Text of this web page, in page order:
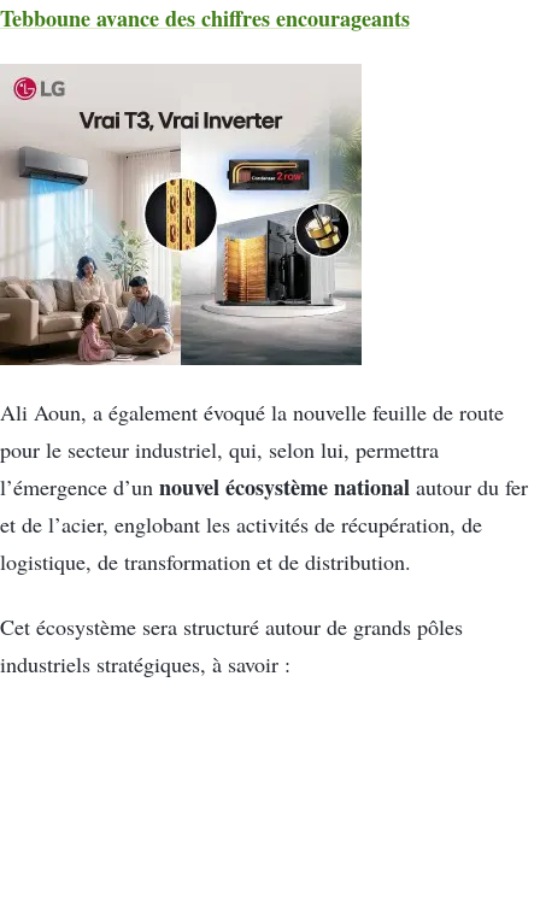
Tebboune avance des chiffres encourageants
Ali Aoun, a également évoqué la nouvelle feuille de route
pour le secteur industriel, qui, selon lui, permettra
l’émergence d’un nouvel écosystème national autour du fer
et de l’acier, englobant les activités de récupération, de
logistique, de transformation et de distribution.
Cet écosystème sera structuré autour de grands pôles
industriels stratégiques, à savoir :